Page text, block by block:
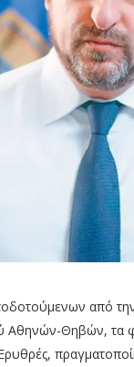
από
Αθηνών-Θηβών, τα